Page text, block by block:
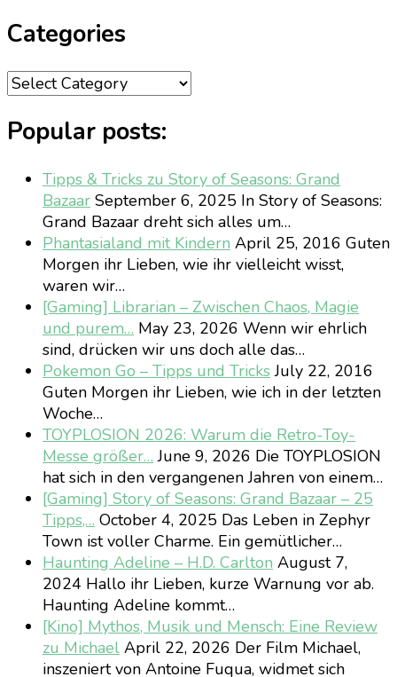
Categories
Categories
Popular posts:
Tipps & Tricks zu Story of Seasons: Grand
Bazaar September 6, 2025 In Story of Seasons:
Grand Bazaar dreht sich alles um…
Phantasialand mit Kindern April 25, 2016 Guten
Morgen ihr Lieben, wie ihr vielleicht wisst,
waren wir…
[Gaming] Librarian – Zwischen Chaos, Magie
und purem… May 23, 2026 Wenn wir ehrlich
sind, drücken wir uns doch alle das…
Pokemon Go – Tipps und TricksJuly 22, 2016
Guten Morgen ihr Lieben, wie ich in der letzten
Woche…
TOYPLOSION 2026: Warum die Retro-Toy-
Messe größer… June 9, 2026 Die TOYPLOSION
hat sich in den vergangenen Jahren von einem…
[Gaming] Story of Seasons: Grand Bazaar – 25
Tipps,… October 4, 2025 Das Leben in Zephyr
Town ist voller Charme. Ein gemütlicher…
Haunting Adeline – H.D. Carlton August 7,
2024 Hallo ihr Lieben, kurze Warnung vor ab.
Haunting Adeline kommt…
[Kino] Mythos, Musik und Mensch: Eine Review
zu Michael April 22, 2026 Der Film Michael,
inszeniert von Antoine Fuqua, widmet sich